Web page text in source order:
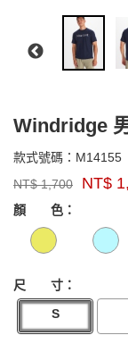
Windridge
款式號碼： M14155
牌：
Marmot
NT$1,700 NT$
顏 色：
尺 寸：
S